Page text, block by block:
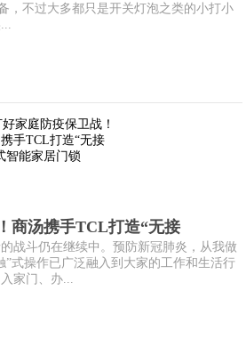
，不过大多都只是开关灯泡之类的小打小
商汤携手TCL打造“无接
战斗仍在继续中。预防新冠肺炎，从我做
”式操作已广泛融入到大家的工作和生活行
家门、办...